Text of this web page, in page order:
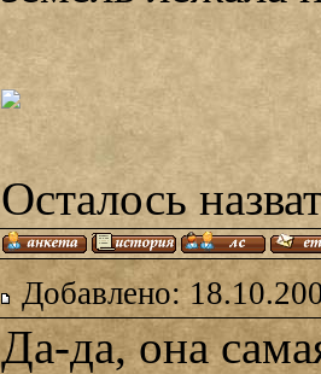
Осталось
Добавлено:
Да-да, она